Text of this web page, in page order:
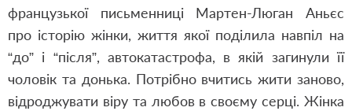
французької письменниці Мартен-Люган Аньєс
про історію жінки, життя якої поділила навпіл на
“до” і “після”, автокатастрофа, в якій загинули її
чоловік та донька. Потрібно вчитись жити заново,
відроджувати віру та любов в своєму серці. Жінка